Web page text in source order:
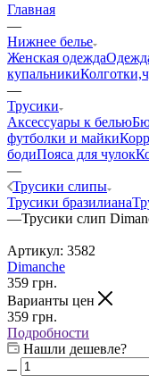
Главная
—
Нижнее белье
Женская одежда
купальники
—
Трусики
Аксессуары к белью
футболки и майки
бодиПояса для чулок
—
Трусики слипы
Трусики бразилиана
—Трусики слип
Артикул: 3582
Dimanche
359 грн.
Варианты цен
359 грн.
Подробности
Нашли дешевле?